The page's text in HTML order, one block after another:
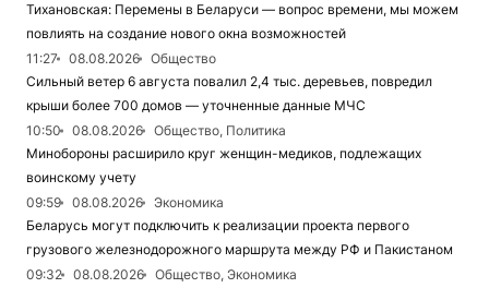
Тихановская: Перемены в Беларуси — вопрос времени, мы можем
повлиять на создание нового окна возможностей
11:27
08.08.2026
Общество
Сильный ветер 6 августа повалил 2,4 тыс. деревьев, повредил
крыши более 700 домов — уточненные данные МЧС
10:50
08.08.2026
Общество, Политика
Минобороны расширило круг женщин-медиков, подлежащих
воинскому учету
09:59
08.08.2026
Экономика
Беларусь могут подключить к реализации проекта первого
грузового железнодорожного маршрута между РФ и Пакистаном
09:32
08.08.2026
Общество, Экономика